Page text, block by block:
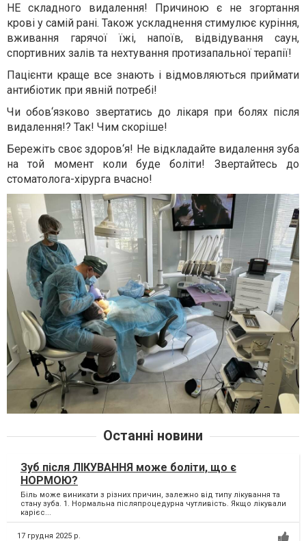
НЕ складного видалення! Причиною є не згортання
крові у самій рані. Також ускладнення стимулює куріння,
вживання гарячої їжі, напоїв, відвідування саун,
спортивних залів та нехтування протизапальної терапії!
Пацієнти краще все знають і відмовляються приймати
антибіотик при явній потребі!
Чи обов‘язково звертатись до лікаря при болях після
видалення!? Так! Чим скоріше!
Бережіть своє здоров‘я! Не відкладайте видалення зуба
на той момент коли буде боліти! Звертайтесь до
стоматолога-хірурга вчасно!
Останні новини
Зуб після ЛІКУВАННЯ може боліти, що є
НОРМОЮ?
Біль може виникати з різних причин, залежно від типу лікування та
стану зуба. 1. Нормальна післяпроцедурна чутливість. Якщо лікували
карієс...
17 грудня 2025 р.